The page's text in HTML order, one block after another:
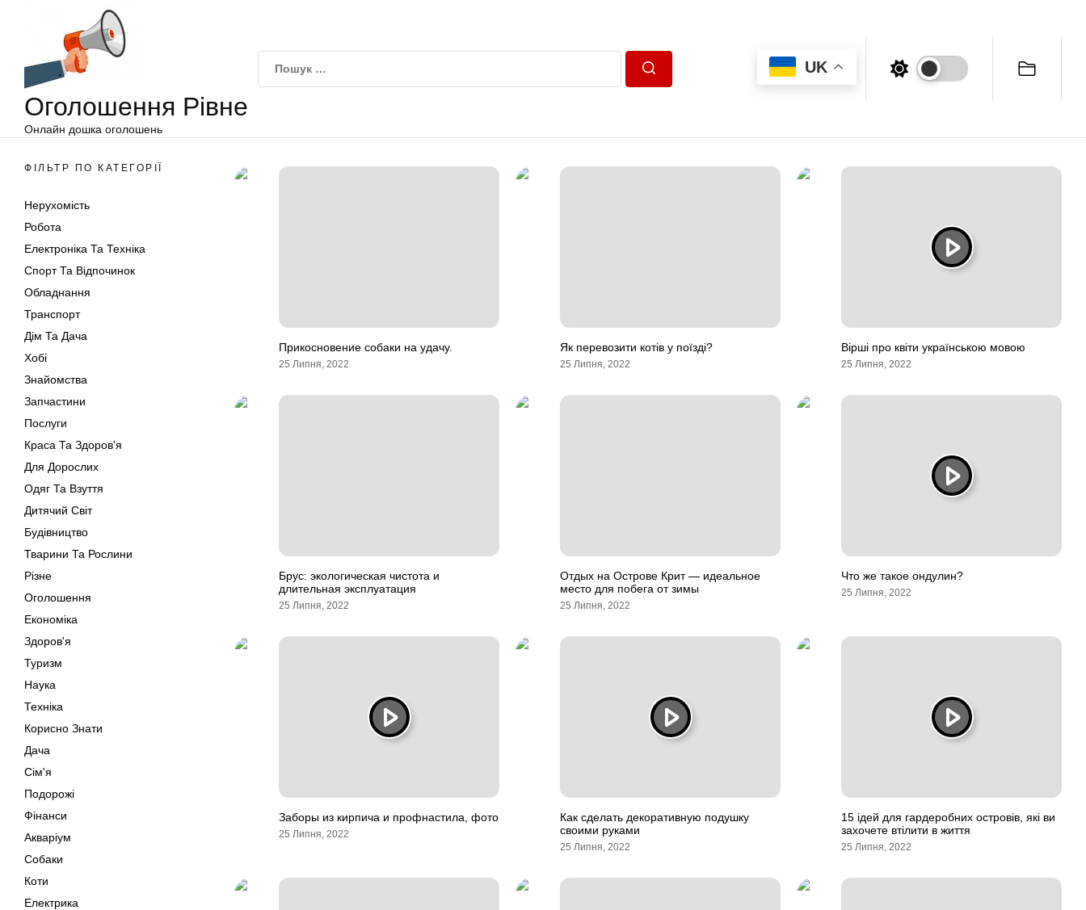
Оголошення Рівне
Онлайн дошка оголошень
UK
ФІЛЬТР ПО КАТЕГОРІЇ
Нерухомість
Робота
Електроніка Та Техніка
Спорт Та Відпочинок
Обладнання
Транспорт
Дім Та Дача
Хобі
Знайомства
Запчастини
Послуги
Краса Та Здоров'я
Для Дорослих
Одяг Та Взуття
Дитячий Світ
Будівництво
Тварини Та Рослини
Різне
Оголошення
Економіка
Здоров'я
Туризм
Наука
Техніка
Корисно Знати
Дача
Сім'я
Подорожі
Фінанси
Акваріум
Собаки
Коти
Електрика
Прикосновение собаки на удачу.
25 Липня, 2022
Як перевозити котів у поїзді?
25 Липня, 2022
Вірші про квіти українською мовою
25 Липня, 2022
Брус: экологическая чистота и
длительная эксплуатация
25 Липня, 2022
Отдых на Острове Крит — идеальное
место для побега от зимы
25 Липня, 2022
Что же такое ондулин?
25 Липня, 2022
Заборы из кирпича и профнастила, фото
25 Липня, 2022
Как сделать декоративную подушку
своими руками
25 Липня, 2022
15 ідей для гардеробних островів, які ви
захочете втілити в життя
25 Липня, 2022